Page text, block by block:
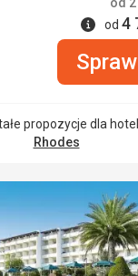
od 4
propozycje dla
Rhodes